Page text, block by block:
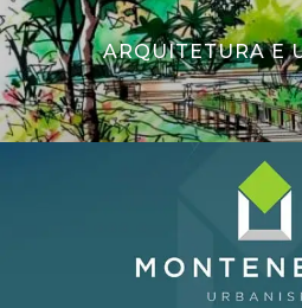
ARQUITETURA E
Clique